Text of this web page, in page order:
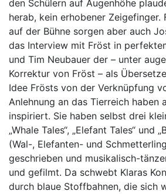
den Schülern auf Augenhöhe
herab, kein erhobener Zeigefinger.
auf der Bühne sorgen aber auch
das Interview mit Fröst in
und Tim Neubauer der – unter
Korrektur von Fröst – als
Idee Frösts von der Verknüpfung
Anlehnung an das Tierreich haben
inspiriert. Sie haben selbst drei
„Whale Tales“, „Elefant Tales“ und
(Wal-, Elefanten- und
geschrieben und musikalisch-
und gefilmt. Da schwebt Klaras
durch blaue Stoffbahnen, die sich